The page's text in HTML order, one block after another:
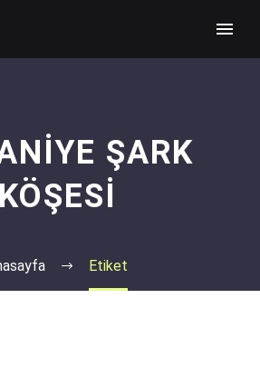
ŞARK
KÖŞESI
Etiket